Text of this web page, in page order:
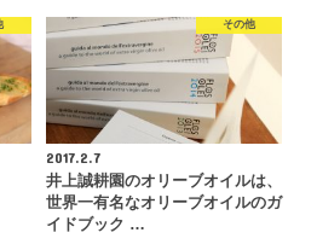
その他
2017.2.7
井上誠耕園のオリーブオイルは、
世界一有名なオリーブオイルのガ
イドブック …